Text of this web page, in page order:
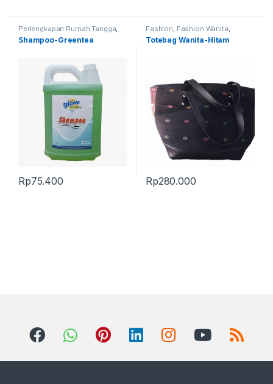
Perlengkapan Rumah Tangga,
Produk Terbaru
Shampoo-Greentea
Rp75.400
Fashion, Fashion Wanita,
Perlengkapan Adat,Produk
Terbaru,Tas
Totebag Wanita-Hitam
Rp280.000